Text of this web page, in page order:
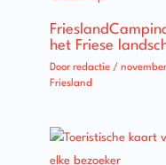
het Friese
Door redactie /
Friesland